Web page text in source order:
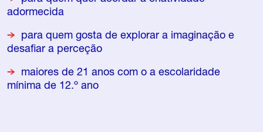
adormecida
para quem gosta de explorar a imaginação e
desafiar a perceção
maiores de 21 anos com o a escolaridade
mínima de 12.º ano